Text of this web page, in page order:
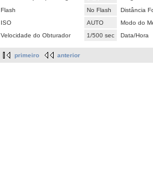
Flash
No Flash
Distância
ISO
AUTO
Modo do
Velocidade do Obturador
1/500 sec Data/Hora
primeiro anterior